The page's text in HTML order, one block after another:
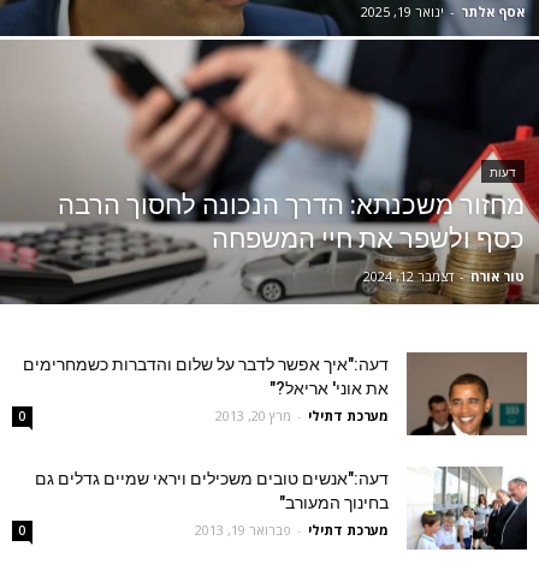
אסף אלתר - ינואר 19, 2025
דעות
מחזור משכנתא: הדרך הנכונה לחסוך הרבה
כסף ולשפר את חיי המשפחה
טור אורח - דצמבר 12, 2024
דעה:"איך אפשר לדבר על שלום והדברות כשמחרימים
את אוני' אריאל?"
מערכת דתילי - מרץ 20, 2013 0
דעה:"אנשים טובים משכילים ויראי שמיים גדלים גם
בחינוך המעורב"
מערכת דתילי - פברואר 19, 2013 0